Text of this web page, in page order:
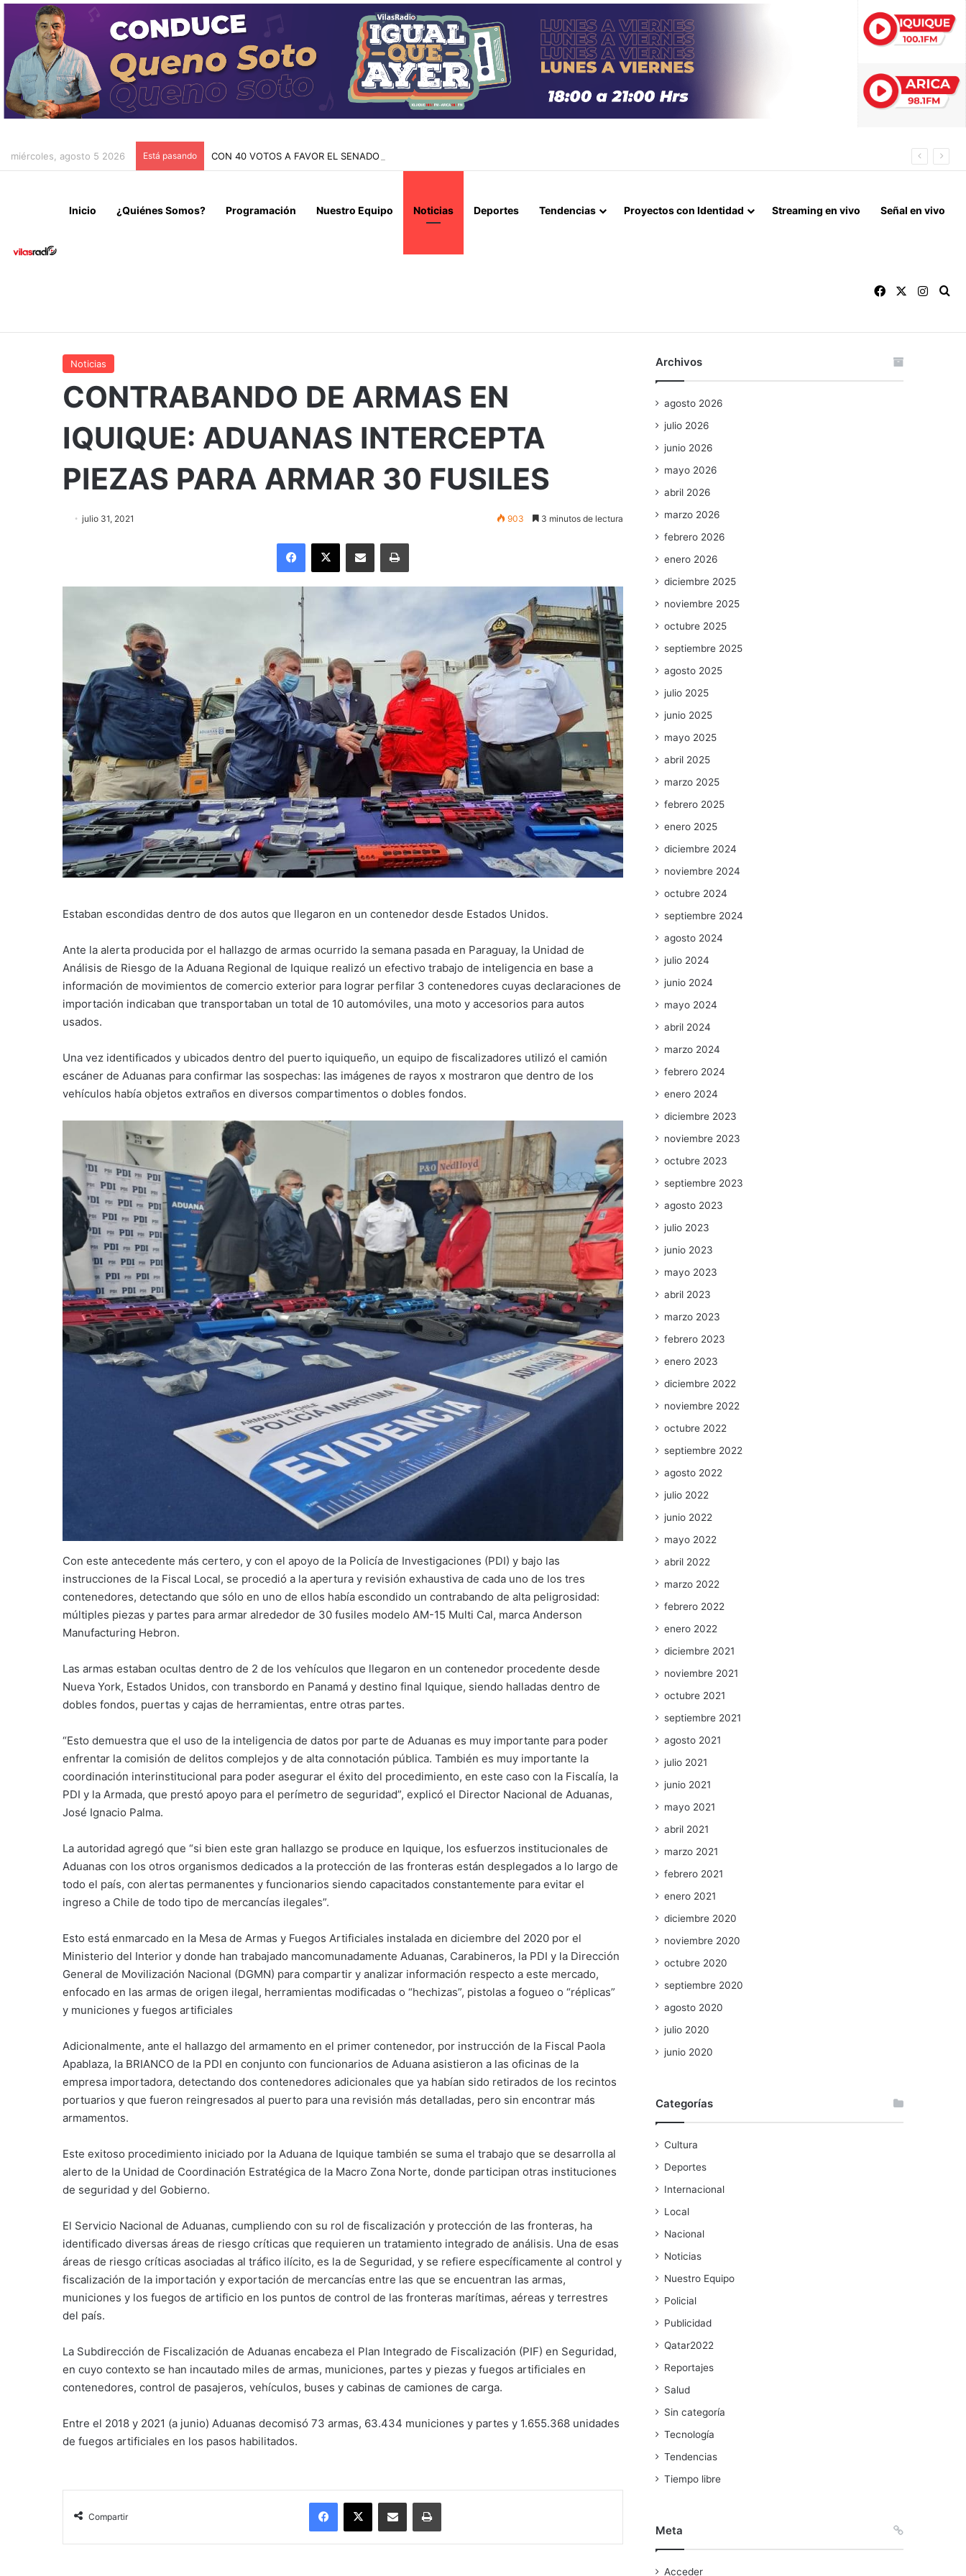
miércoles, agosto 5 2026 Está pasando CON 40 VOTOS A FAVOR EL SENADO APRUEBA CREAR EL DÍA NACIONAL DE LA TELETÓN
Inicio ¿Quiénes Somos? Programación Nuestro Equipo Noticias Deportes Tendencias Proyectos con Identidad Streaming en vivo Señal en vivo
Facebook
Noticias
CONTRABANDO DE ARMAS EN
IQUIQUE: ADUANAS INTERCEPTA
PIEZAS PARA ARMAR 30 FUSILES
julio 31, 2021 903 3 minutos de lectura
Facebook
X Enviar vía email Imprimir
Estaban escondidas dentro de dos autos que llegaron en un contenedor desde Estados Unidos.
Ante la alerta producida por el hallazgo de armas ocurrido la semana pasada en Paraguay, la Unidad de
Análisis de Riesgo de la Aduana Regional de Iquique realizó un efectivo trabajo de inteligencia en base a
información de movimientos de comercio exterior para lograr perfilar 3 contenedores cuyas declaraciones de
importación indicaban que transportaban un total de 10 automóviles, una moto y accesorios para autos
usados.
Una vez identificados y ubicados dentro del puerto iquiqueño, un equipo de fiscalizadores utilizó el camión
escáner de Aduanas para confirmar las sospechas: las imágenes de rayos x mostraron que dentro de los
vehículos había objetos extraños en diversos compartimentos o dobles fondos.
Con este antecedente más certero, y con el apoyo de la Policía de Investigaciones (PDI) y bajo las
instrucciones de la Fiscal Local, se procedió a la apertura y revisión exhaustiva de cada uno de los tres
contenedores, detectando que sólo en uno de ellos había escondido un contrabando de alta peligrosidad:
múltiples piezas y partes para armar alrededor de 30 fusiles modelo AM-15 Multi Cal, marca Anderson
Manufacturing Hebron.
Las armas estaban ocultas dentro de 2 de los vehículos que llegaron en un contenedor procedente desde
Nueva York, Estados Unidos, con transbordo en Panamá y destino final Iquique, siendo halladas dentro de
dobles fondos, puertas y cajas de herramientas, entre otras partes.
“Esto demuestra que el uso de la inteligencia de datos por parte de Aduanas es muy importante para poder
enfrentar la comisión de delitos complejos y de alta connotación pública. También es muy importante la
coordinación interinstitucional para poder asegurar el éxito del procedimiento, en este caso con la Fiscalía, la
PDI y la Armada, que prestó apoyo para el perímetro de seguridad”, explicó el Director Nacional de Aduanas,
José Ignacio Palma.
La autoridad agregó que “si bien este gran hallazgo se produce en Iquique, los esfuerzos institucionales de
Aduanas con los otros organismos dedicados a la protección de las fronteras están desplegados a lo largo de
todo el país, con alertas permanentes y funcionarios siendo capacitados constantemente para evitar el
ingreso a Chile de todo tipo de mercancías ilegales”.
Esto está enmarcado en la Mesa de Armas y Fuegos Artificiales instalada en diciembre del 2020 por el
Ministerio del Interior y donde han trabajado mancomunadamente Aduanas, Carabineros, la PDI y la Dirección
General de Movilización Nacional (DGMN) para compartir y analizar información respecto a este mercado,
enfocado en las armas de origen ilegal, herramientas modificadas o “hechizas”, pistolas a fogueo o “réplicas”
y municiones y fuegos artificiales
Adicionalmente, ante el hallazgo del armamento en el primer contenedor, por instrucción de la Fiscal Paola
Apablaza, la BRIANCO de la PDI en conjunto con funcionarios de Aduana asistieron a las oficinas de la
empresa importadora, detectando dos contenedores adicionales que ya habían sido retirados de los recintos
portuarios y que fueron reingresados al puerto para una revisión más detalladas, pero sin encontrar más
armamentos.
Este exitoso procedimiento iniciado por la Aduana de Iquique también se suma el trabajo que se desarrolla al
alerto de la Unidad de Coordinación Estratégica de la Macro Zona Norte, donde participan otras instituciones
de seguridad y del Gobierno.
El Servicio Nacional de Aduanas, cumpliendo con su rol de fiscalización y protección de las fronteras, ha
identificado diversas áreas de riesgo críticas que requieren un tratamiento integrado de análisis. Una de esas
áreas de riesgo críticas asociadas al tráfico ilícito, es la de Seguridad, y se refiere específicamente al control y
fiscalización de la importación y exportación de mercancías entre las que se encuentran las armas,
municiones y los fuegos de artificio en los puntos de control de las fronteras marítimas, aéreas y terrestres
del país.
La Subdirección de Fiscalización de Aduanas encabeza el Plan Integrado de Fiscalización (PIF) en Seguridad,
en cuyo contexto se han incautado miles de armas, municiones, partes y piezas y fuegos artificiales en
contenedores, control de pasajeros, vehículos, buses y cabinas de camiones de carga.
Entre el 2018 y 2021 (a junio) Aduanas decomisó 73 armas, 63.434 municiones y partes y 1.655.368 unidades
de fuegos artificiales en los pasos habilitados.
Compartir
Facebook
X Enviar vía email Imprimir
Archivos
agosto 2026
julio 2026
junio 2026
mayo 2026
abril 2026
marzo 2026
febrero 2026
enero 2026
diciembre 2025
noviembre 2025
octubre 2025
septiembre 2025
agosto 2025
julio 2025
junio 2025
mayo 2025
abril 2025
marzo 2025
febrero 2025
enero 2025
diciembre 2024
noviembre 2024
octubre 2024
septiembre 2024
agosto 2024
julio 2024
junio 2024
mayo 2024
abril 2024
marzo 2024
febrero 2024
enero 2024
diciembre 2023
noviembre 2023
octubre 2023
septiembre 2023
agosto 2023
julio 2023
junio 2023
mayo 2023
abril 2023
marzo 2023
febrero 2023
enero 2023
diciembre 2022
noviembre 2022
octubre 2022
septiembre 2022
agosto 2022
julio 2022
junio 2022
mayo 2022
abril 2022
marzo 2022
febrero 2022
enero 2022
diciembre 2021
noviembre 2021
octubre 2021
septiembre 2021
agosto 2021
julio 2021
junio 2021
mayo 2021
abril 2021
marzo 2021
febrero 2021
enero 2021
diciembre 2020
noviembre 2020
octubre 2020
septiembre 2020
agosto 2020
julio 2020
junio 2020
Categorías
Cultura
Deportes
Internacional
Local
Nacional
Noticias
Nuestro Equipo
Policial
Publicidad
Qatar2022
Reportajes
Salud
Sin categoría
Tecnología
Tendencias
Tiempo libre
Meta
Acceder